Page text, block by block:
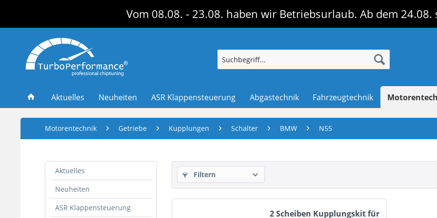
Vom 08.08. - 23.08. haben wir Betriebsurlaub. Ab dem
Aktuelles Neuheiten ASR Klappensteuerung Abgastechnik Fahrzeugtechnik
Motorentechnik Getriebe Kupplungen Schalter BMW N55
Aktuelles
Neuheiten
ASR Klappensteuerung
Filtern
2 Scheiben Kupplungskit für